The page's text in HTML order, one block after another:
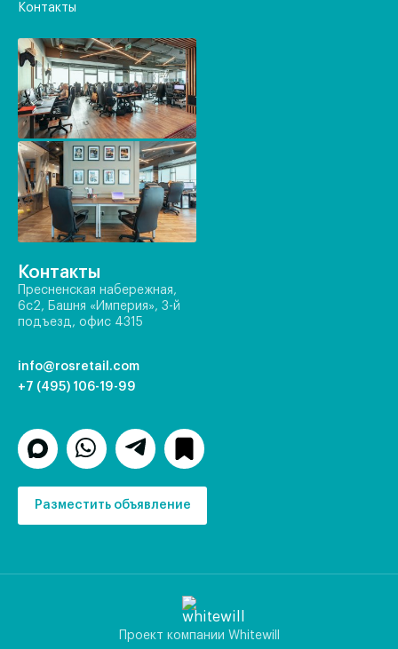
Контакты
Контакты
Пресненская набережная,
6с2, Башня «Империя», 3-й
подъезд, офис 4315
info@rosretail.com
+7 (495) 106-19-99
Разместить объявление
Проект компании Whitewill